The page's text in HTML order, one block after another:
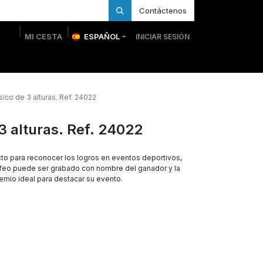
Contáctenos
MI CESTA ESPAÑOL INICIAR SESIÓN
de 3 alturas. Ref. 24022
alturas. Ref. 24022
para reconocer los logros en eventos deportivos,
puede ser grabado con nombre del ganador y la
ideal para destacar su evento.